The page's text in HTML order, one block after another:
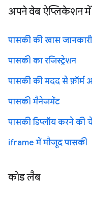
अपने वेब ऐप्लिकेशन में
पासकी की खास जानकारी
पासकी का रजिस्ट्रेशन
पासकी की मदद से फ़ॉर्म
पासकी मैनेजमेंट
पासकी डिप्लॉय करने की
iframe में मौजूद पासकी
कोड लैब